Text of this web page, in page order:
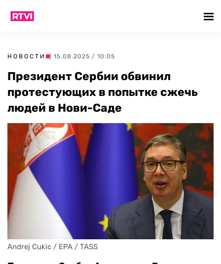
НОВОСТИ | 15.08.2025 / 10:05
Президент Сербии обвинил
протестующих в попытке сжечь
людей в Нови-Саде
Andrej Cukic / EPA / TASS